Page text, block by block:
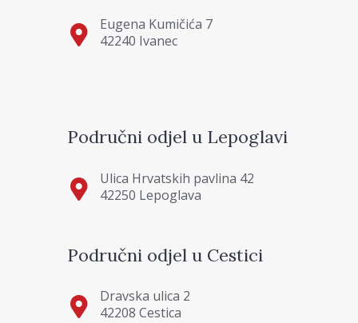
Eugena Kumičića 7
42240 Ivanec
Područni odjel u Lepoglavi
Ulica Hrvatskih pavlina 42
42250 Lepoglava
Područni odjel u Cestici
Dravska ulica 2
42208 Cestica